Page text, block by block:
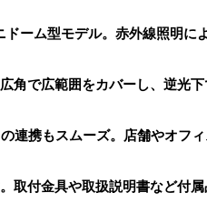
ーム型モデル。赤外線照明に
角で広範囲をカバーし、逆光
連携もスムーズ。店舗やオフ
取付金具や取扱説明書など付